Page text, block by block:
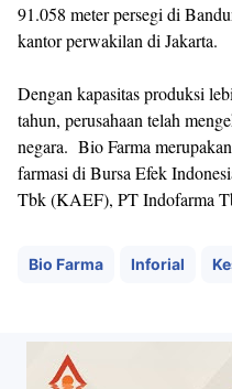
91.058 meter persegi di
kantor perwakilan di Jakarta.
Dengan kapasitas produksi
tahun, perusahaan telah
negara. Bio Farma
farmasi di Bursa Efek
Tbk (KAEF), PT Indofarma
Bio Farma Inforial